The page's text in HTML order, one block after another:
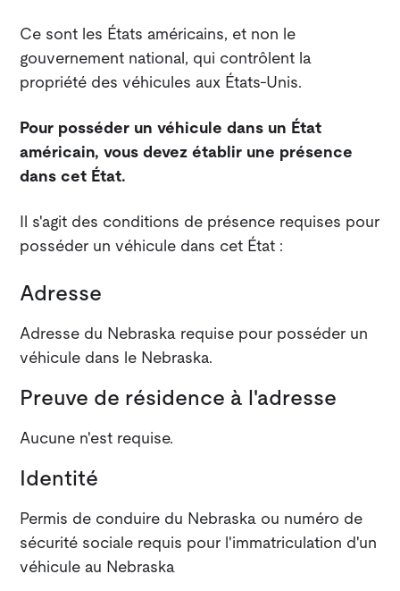
Ce sont les États américains, et non le
gouvernement national, qui contrôlent la
propriété des véhicules aux États-Unis.
Pour posséder un véhicule dans un État
américain, vous devez établir une présence
dans cet État.
Il s'agit des conditions de présence requises pour
posséder un véhicule dans cet État :
Adresse
Adresse du Nebraska requise pour posséder un
véhicule dans le Nebraska.
Preuve de résidence à l'adresse
Aucune n'est requise.
Identité
Permis de conduire du Nebraska ou numéro de
sécurité sociale requis pour l'immatriculation d'un
véhicule au Nebraska